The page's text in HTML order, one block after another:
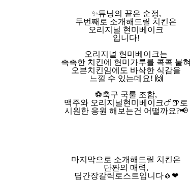
✨튜닝의 끝은 순정,
두번째로 소개해드릴 치킨은
오리지널 현미베이크
입니다!
오리지널 현미베이크는
촉촉한 치킨에 현미가루를 콕콕 붙혀
오븐치킨임에도 바삭한 식감을
느낄 수 있는데요! 🙌
⚽축구 국룰 조합,
맥주와 오리지널현미베이크🍗🍺로
시원한 응원 해보는건 어떨까요?📢
마지막으로 소개해드릴 치킨은
단짠의 매력,
딥간장갈릭로스트입니다🧄❤